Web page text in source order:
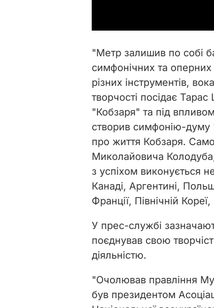
"Метр залишив по собі
симфонічних та
різних інструментів,
творчості посідає
"Кобзаря" та під
створив симфонію-думу
про життя Кобзаря.
Миколайовича
з успіхом виконується
Канаді, Аргентині,
Франції, Північній
У прес-службі
поєднував свою
діяльністю.
"Очолював правління
був президентом